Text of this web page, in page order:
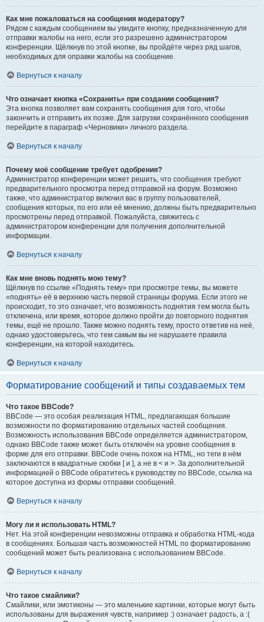
Как мне пожаловаться на сообщения модератору?
Рядом с каждым сообщением вы увидите кнопку, предназначенную для
отправки жалобы на него, если это разрешено администратором
конференции. Щёлкнув по этой кнопке, вы пройдёте через ряд шагов,
необходимых для оправки жалобы на сообщение.
Вернуться к началу
Что означает кнопка «Сохранить» при создании сообщения?
Эта кнопка позволяет вам сохранять сообщения для того, чтобы
закончить и отправить их позже. Для загрузки сохранённого сообщения
перейдите в параграф «Черновики» личного раздела.
Вернуться к началу
Почему моё сообщение требует одобрения?
Администратор конференции может решить, что сообщения требуют
предварительного просмотра перед отправкой на форум. Возможно
также, что администратор включил вас в группу пользователей,
сообщения которых, по его или её мнению, должны быть предварительно
просмотрены перед отправкой. Пожалуйста, свяжитесь с
администратором конференции для получения дополнительной
информации.
Вернуться к началу
Как мне вновь поднять мою тему?
Щёлкнув по ссылке «Поднять тему» при просмотре темы, вы можете
«поднять» её в верхнюю часть первой страницы форума. Если этого не
происходит, то это означает, что возможность поднятия тем могла быть
отключена, или время, которое должно пройти до повторного поднятия
темы, ещё не прошло. Также можно поднять тему, просто ответив на неё,
однако удостоверьтесь, что тем самым вы не нарушаете правила
конференции, на которой находитесь.
Вернуться к началу
Форматирование сообщений и типы создаваемых тем
Что такое BBCode?
BBCode — это особая реализация HTML, предлагающая большие
возможности по форматированию отдельных частей сообщения.
Возможность использования BBCode определяется администратором,
однако BBCode также может быть отключён на уровне сообщения в
форме для его отправки. BBCode очень похож на HTML, но теги в нём
заключаются в квадратные скобки [ и ], а не в < и >. За дополнительной
информацией о BBCode обратитесь к руководству по BBCode, ссылка на
которое доступна из формы отправки сообщений.
Вернуться к началу
Могу ли я использовать HTML?
Нет. На этой конференции невозможны отправка и обработка HTML-кода
в сообщениях. Большая часть возможностей HTML по форматированию
сообщений может быть реализована с использованием BBCode.
Вернуться к началу
Что такое смайлики?
Смайлики, или эмотиконы — это маленькие картинки, которые могут быть
использованы для выражения чувств, например :) означает радость, а :(